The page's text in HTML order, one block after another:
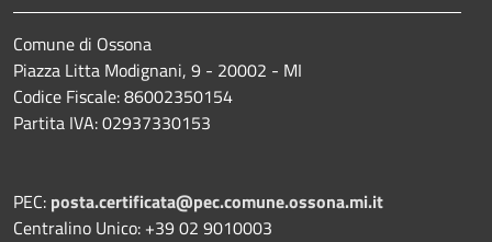
Comune di Ossona
Piazza Litta Modignani, 9 - 20002 - MI
Codice Fiscale: 86002350154
Partita IVA: 02937330153
PEC: posta.certificata@pec.comune.ossona.mi.it
Centralino Unico: +39 02 9010003